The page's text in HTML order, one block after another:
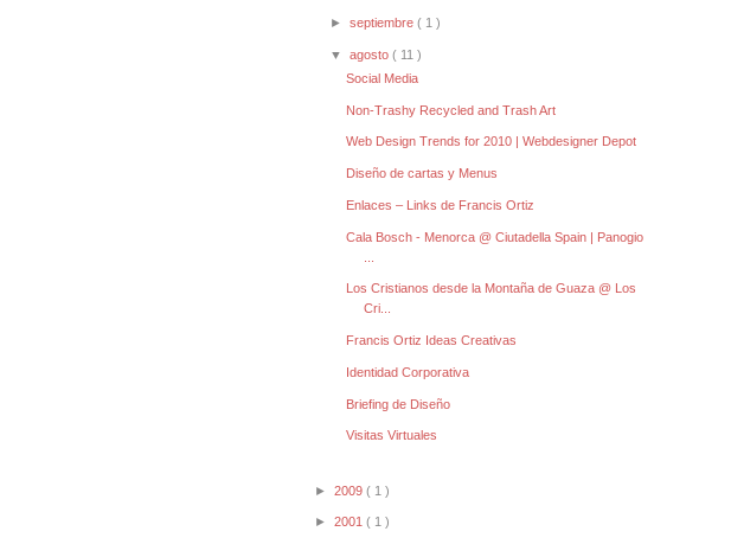
►septiembre( 1 )
▼agosto( 11 )
Social Media
Non-Trashy Recycled and Trash Art
Web Design Trends for 2010 | Webdesigner Depot
Diseño de cartas y Menus
Enlaces – Links de Francis Ortiz
Cala Bosch - Menorca @ Ciutadella Spain | Panogio
Los Cristianos desde la Montaña de Guaza @ Los
Cri...
Francis Ortiz Ideas Creativas
Identidad Corporativa
Briefing de Diseño
Visitas Virtuales
► 2009 ( 1 )
► 2001 ( 1 )